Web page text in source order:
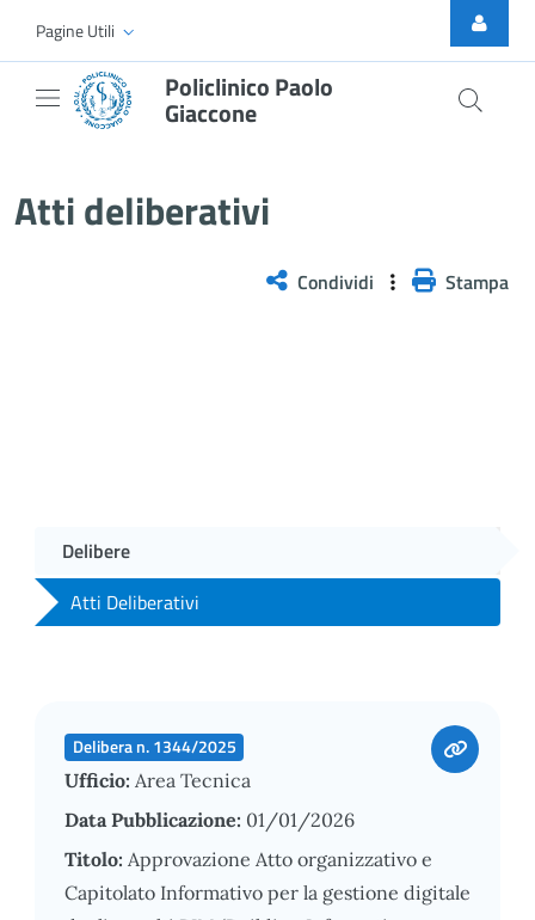
Skip to Main Content
Pagine Utili
Policlinico Paolo
Giaccone
Atti deliberativi
Condividi Stampa
Delibere
Atti Deliberativi
Delibera n. 1344/2025
Ufficio: Area Tecnica
Data Pubblicazione: 01/01/2026
Titolo: Approvazione Atto organizzativo e
Capitolato Informativo per la gestione digitale